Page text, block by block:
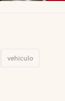
vehiculo